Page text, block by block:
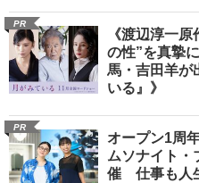
PR
《渡辺淳一
の性”を真摯
馬・吉田羊が
いる』》
PR
オープン1周
ムソナイト・
催 仕事も人